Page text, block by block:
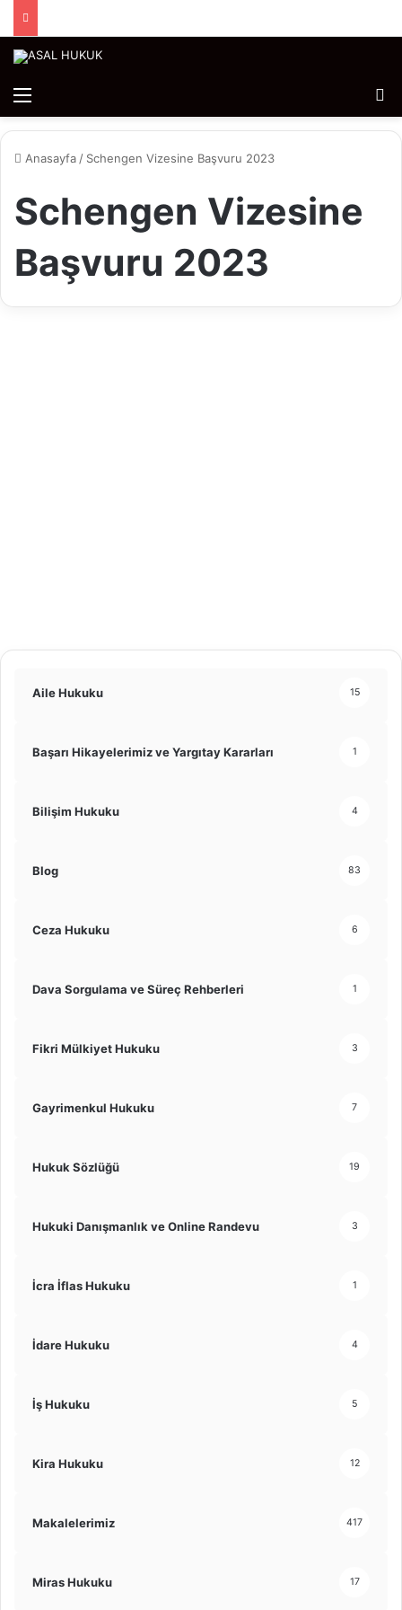
Menü
Anasayfa / Schengen Vizesine Başvuru 2023
Schengen Vizesine
Başvuru 2023
Aile Hukuku 15
Başarı Hikayelerimiz ve Yargıtay Kararları 1
Bilişim Hukuku 4
Blog 83
Ceza Hukuku 6
Dava Sorgulama ve Süreç Rehberleri 1
Fikri Mülkiyet Hukuku 3
Gayrimenkul Hukuku 7
Hukuk Sözlüğü 19
Hukuki Danışmanlık ve Online Randevu 3
İcra İflas Hukuku 1
İdare Hukuku 4
İş Hukuku 5
Kira Hukuku 12
Makalelerimiz 417
Miras Hukuku 17